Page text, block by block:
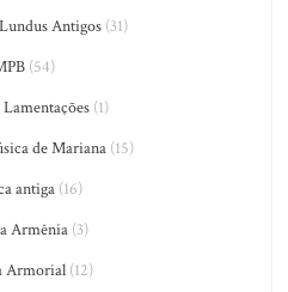
Antigos (31)
(54)
(1)
de Mariana(15)
antiga (16)
Armênia(3)
Armorial(12)